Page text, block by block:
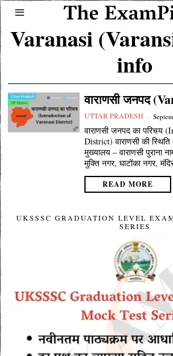
Varanasi
info
वाराणसी जनपद
UTTAR PRADESH
वाराणसी जनपद का परिचय
District) वाराणसी की
मुख्यालय – वाराणसी पुराना
मुक्ति नगर, घाटोंका नगर,
READ MORE
UKSSSC GRADUATION LEVEL
SERIES